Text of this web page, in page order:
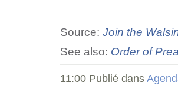
Source: Join the
See also: Order of
11:00 Publié dans